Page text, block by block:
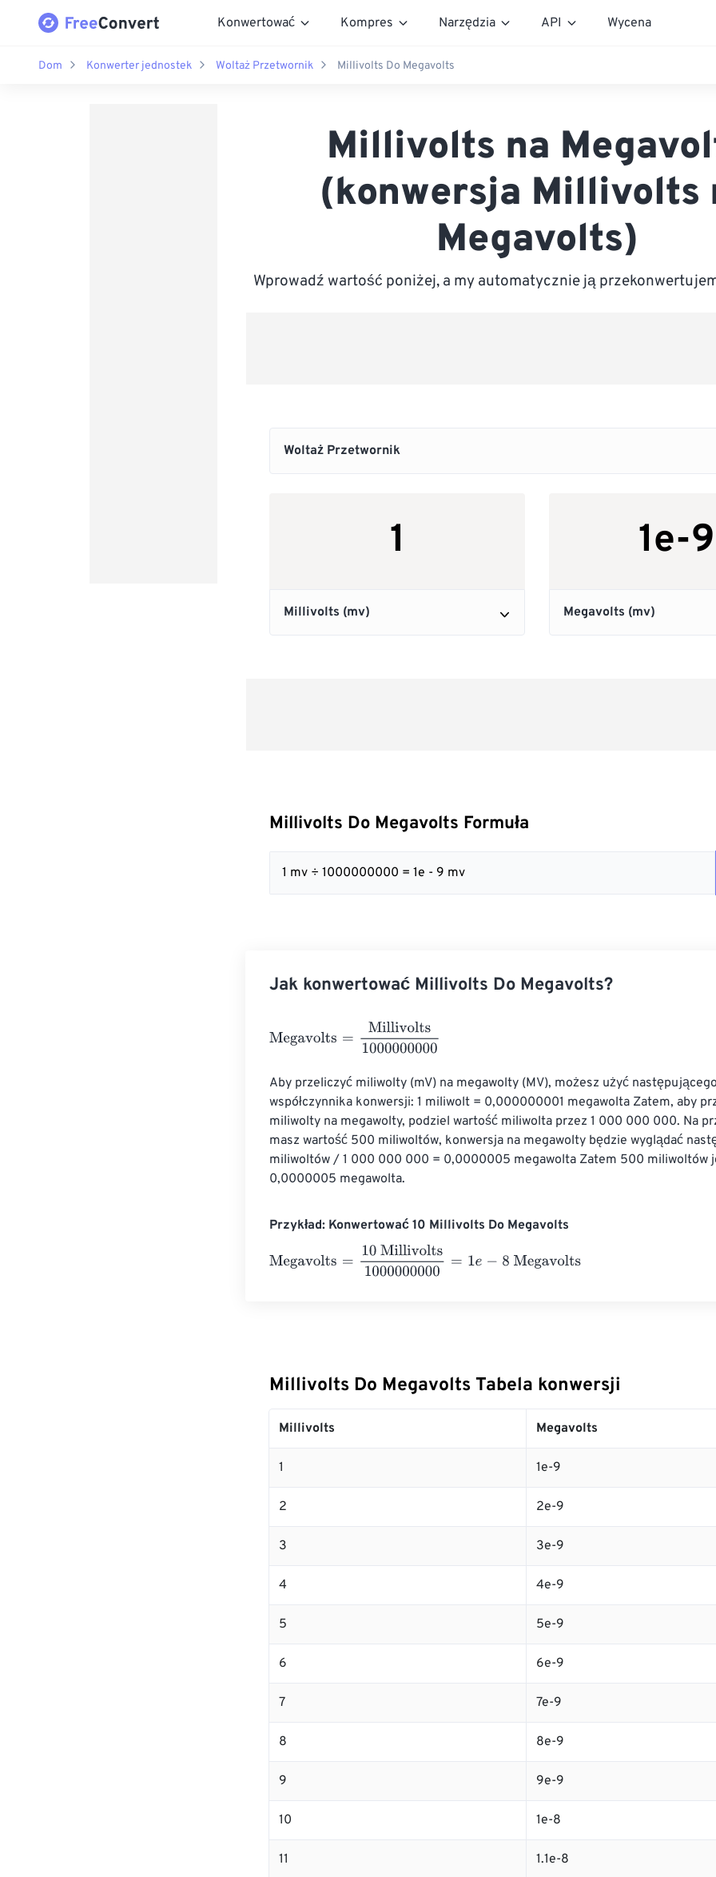
Konwertować Kompres Narzędzia API Wycena
Dom Konwerter jednostek Woltaż Przetwornik Millivolts Do Megavolts
Millivolts na
(konwersja Millivolts
Megavolts)
Wprowadź wartość poniżej, a my automatycznie ją
Millivolts Do Megavolts Formuła
1 mv ÷ 1000000000 = 1e - 9 mv
Jak konwertować Millivolts Do Megavolts?
Megavolts Millivolts1000000000
Aby przeliczyć miliwolty (mV) na megawolty (MV), możesz użyć następującego
współczynnika konwersji: 1 miliwolt = 0,000000001 megawolta Zatem, aby
miliwolty na megawolty, podziel wartość miliwolta przez 1 000 000 000. Na
masz wartość 500 miliwoltów, konwersja na megawolty będzie wyglądać
miliwoltów / 1 000 000 000 = 0,0000005 megawolta Zatem 500 miliwoltów
0,0000005 megawolta.
Przykład: Konwertować 10 Millivolts Do Megavolts
Megavolts
10 Millivolts1000000000 -8 Megavolts
Millivolts Do Megavolts Tabela konwersji
Millivolts Megavolts
1 1e-9
2 2e-9
3 3e-9
4 4e-9
5 5e-9
6 6e-9
7 7e-9
8 8e-9
9 9e-9
10 1e-8
11 1.1e-8